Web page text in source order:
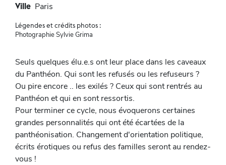
Ville Paris
Légendes et crédits photos :
Photographie Sylvie Grima
Seuls quelques élu.e.s ont leur place dans les caveaux
du Panthéon. Qui sont les refusés ou les refuseurs ?
Ou pire encore .. les exilés ? Ceux qui sont rentrés au
Panthéon et qui en sont ressortis.
Pour terminer ce cycle, nous évoquerons certaines
grandes personnalités qui ont été écartées de la
panthéonisation. Changement d'orientation politique,
écrits érotiques ou refus des familles seront au rendez-
vous !